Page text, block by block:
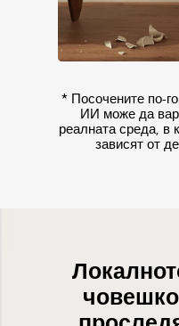
* Посочените по-
ИИ може да
реалната среда, в
зависят от